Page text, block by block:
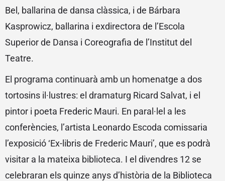
Bel, ballarina de dansa clàssica, i de Bárbara
Kasprowicz, ballarina i exdirectora de l’Escola
Superior de Dansa i Coreografia de l’Institut del
Teatre.
El programa continuarà amb un homenatge a dos
tortosins il·lustres: el dramaturg Ricard Salvat, i el
pintor i poeta Frederic Mauri. En paral·lel a les
conferències, l’artista Leonardo Escoda comissaria
l’exposició ‘Ex-libris de Frederic Mauri’, que es podrà
visitar a la mateixa biblioteca. I el divendres 12 se
celebraran els quinze anys d’història de la Biblioteca